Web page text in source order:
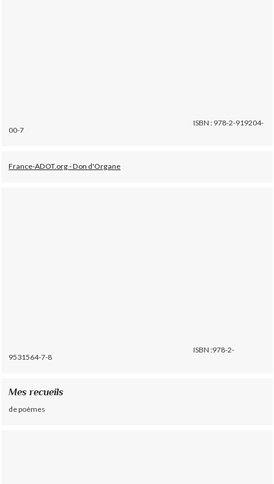
ISBN : 978-2-919204-
00-7
France-ADOT.org - Don d'Organe
ISBN :978-2-
9531564-7-8
Mes recueils
de poèmes